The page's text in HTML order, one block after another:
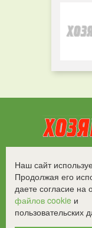
Все права
©2008-2017
Наш сайт
Продолжая его
даете согласие на
файлов cookie и
пользовательских